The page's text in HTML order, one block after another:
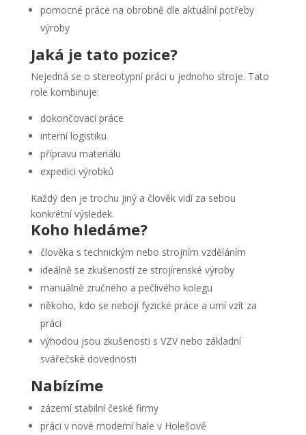
pomocné práce na obrobně dle aktuální potřeby
výroby
Jaká je tato pozice?
Nejedná se o stereotypní práci u jednoho stroje. Tato
role kombinuje:
dokončovací práce
interní logistiku
přípravu materiálu
expedici výrobků
Každý den je trochu jiný a člověk vidí za sebou
konkrétní výsledek.
Koho hledáme?
člověka s technickým nebo strojním vzděláním
ideálně se zkušeností ze strojírenské výroby
manuálně zručného a pečlivého kolegu
někoho, kdo se nebojí fyzické práce a umí vzít za
práci
výhodou jsou zkušenosti s VZV nebo základní
svářečské dovednosti
Nabízíme
zázemí stabilní české firmy
práci v nové moderní hale v Holešově